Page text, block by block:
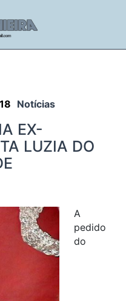
Notícias
EX-
LUZIA DO
A
pedido
do